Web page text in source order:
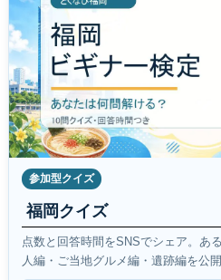
参加型クイズ
福岡クイズ
点数と回答時間をSNSでシェア。あ
人編・ご当地グルメ編・遺跡編を公開